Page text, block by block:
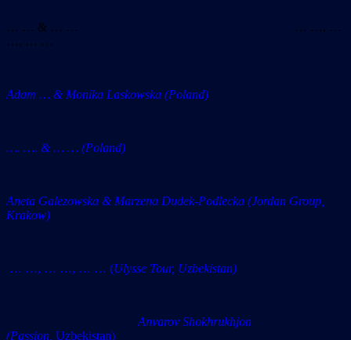
… … & … … … …, …
…, … …
Adam … & Monika Laskowska (Poland)
…. …. & … … (Poland)
Aneta Galezowska & Marzena Dudek-Podlecka (Jordan Group,
Krakow)
… …, … …, … … (Ulysse Tour, Uzbekistan)
Anvarov Shokhrukhjon
(Passion, Uzbekistan)